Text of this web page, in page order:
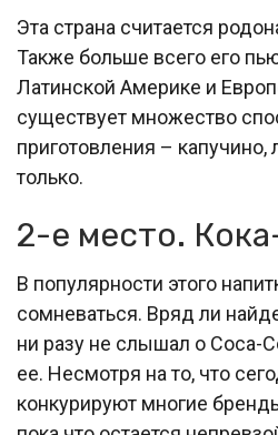
Эта страна считается
Также больше всего его
Латинской Америке и
существует множество
приготовления – капучино,
только.
2-е место.
В популярности этого
сомневаться. Вряд ли
ни разу не слышал о Coca-
ее. Несмотря на то, что
конкурируют многие